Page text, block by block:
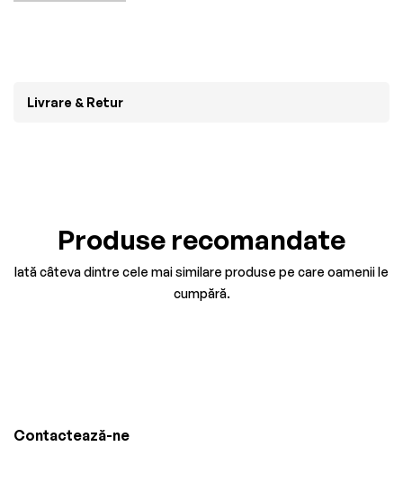
Livrare & Retur
Produse recomandate
Iată câteva dintre cele mai similare produse pe care oamenii le
cumpără.
Contactează-ne